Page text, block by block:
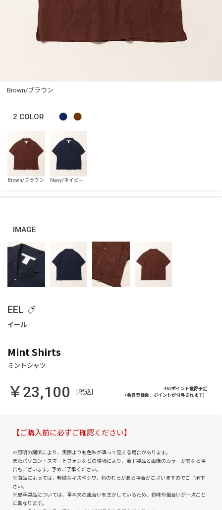
Brown/ブラウン
2 COLOR
IMAGE
EEL
Mint Shirts
￥23,100 [税込]
462ポイント獲得予定
（会員登録後、ポイントが付与されます）
【ご購入前に必ずご確認ください】
※照明の関係により、実際よりも色味が違って見える場合があります。
またパソコン・スマートフォンなどの環境により、若干製品と画像のカラーが異なる場
合もございます。予めご了承ください。
※商品によっては、軽微なキズやシワ、色のむらがある場合がございますのでご了承下
さい。
※皮革製品については、革本来の風合いを生かしているため、色味や風合いが一点ごと
に異なります。